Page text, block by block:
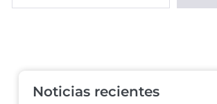
Noticias recientes